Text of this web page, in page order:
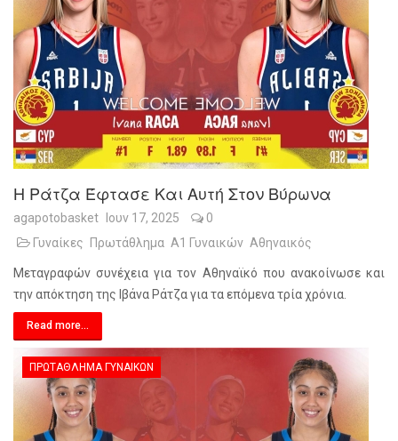
Η Ράτζα Έφτασε Και Αυτή Στον Βύρωνα
agapotobasket Ιουν 17, 2025
0
Γυναίκες
Πρωτάθλημα Α1 Γυναικών Αθηναικός
Μεταγραφών συνέχεια για τον Αθηναϊκό που ανακοίνωσε και
την απόκτηση της Ιβάνα Ράτζα για τα επόμενα τρία χρόνια.
Read more...
ΠΡΩΤΆΘΛΗΜΑ ΓΥΝΑΙΚΏΝ